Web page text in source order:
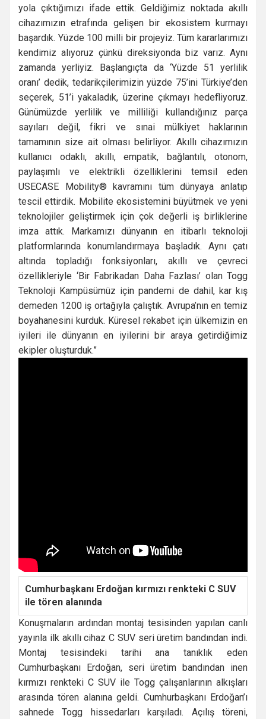
yola çıktığımızı ifade ettik. Geldiğimiz noktada akıllı
cihazımızın etrafında gelişen bir ekosistem kurmayı
başardık. Yüzde 100 milli bir projeyiz. Tüm kararlarımızı
kendimiz alıyoruz çünkü direksiyonda biz varız. Aynı
zamanda yerliyiz. Başlangıçta da ‘Yüzde 51 yerlilik
oranı’ dedik, tedarikçilerimizin yüzde 75’ini Türkiye’den
seçerek, 51’i yakaladık, üzerine çıkmayı hedefliyoruz.
Günümüzde yerlilik ve milliliği kullandığınız parça
sayıları değil, fikri ve sınai mülkiyet haklarının
tamamının size ait olması belirliyor. Akıllı cihazımızın
kullanıcı odaklı, akıllı, empatik, bağlantılı, otonom,
paylaşımlı ve elektrikli özelliklerini temsil eden
USECASE Mobility® kavramını tüm dünyaya anlatıp
tescil ettirdik. Mobilite ekosistemini büyütmek ve yeni
teknolojiler geliştirmek için çok değerli iş birliklerine
imza attık. Markamızı dünyanın en itibarlı teknoloji
platformlarında konumlandırmaya başladık. Aynı çatı
altında topladığı fonksiyonları, akıllı ve çevreci
özellikleriyle ‘Bir Fabrikadan Daha Fazlası’ olan Togg
Teknoloji Kampüsümüz için pandemi de dahil, kar kış
demeden 1200 iş ortağıyla çalıştık. Avrupa’nın en temiz
boyahanesini kurduk. Küresel rekabet için ülkemizin en
iyileri ile dünyanın en iyilerini bir araya getirdiğimiz
ekipler oluşturduk.”
Cumhurbaşkanı Erdoğan kırmızı renkteki C SUV
ile tören alanında
Konuşmaların ardından montaj tesisinden yapılan canlı
yayınla ilk akıllı cihaz C SUV seri üretim bandından indi.
Montaj tesisindeki tarihi ana tanıklık eden
Cumhurbaşkanı Erdoğan, seri üretim bandından inen
kırmızı renkteki C SUV ile Togg çalışanlarının alkışları
arasında tören alanına geldi. Cumhurbaşkanı Erdoğan’ı
sahnede Togg hissedarları karşıladı. Açılış töreni,